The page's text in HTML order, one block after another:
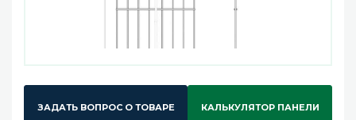
ЗАДАТЬ ВОПРОС О ТОВАРЕ КАЛЬКУЛЯТОР ПАНЕЛИ